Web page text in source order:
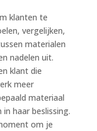
klanten te
vergelijken,
materialen
nadelen uit.
klant die
meer
materiaal
haar beslissing.
om je